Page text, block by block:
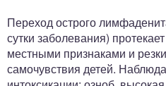
Переход острого
сутки заболевания)
местными признаками и
самочувствия детей.